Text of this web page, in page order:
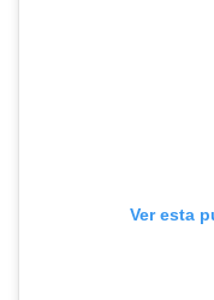
Ver esta